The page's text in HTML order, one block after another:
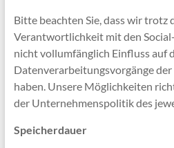
Bitte beachten Sie, dass wir trotz
Verantwortlichkeit mit den
nicht vollumfänglich Einfluss auf
Datenverarbeitungsvorgänge
haben. Unsere Möglichkeiten
der Unternehmenspolitik des
Speicherdauer